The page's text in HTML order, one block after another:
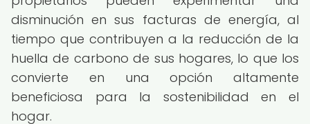
disminución en sus facturas de energía, al
tiempo que contribuyen a la reducción de la
huella de carbono de sus hogares, lo que los
convierte en una opción altamente
beneficiosa para la sostenibilidad en el
hogar.